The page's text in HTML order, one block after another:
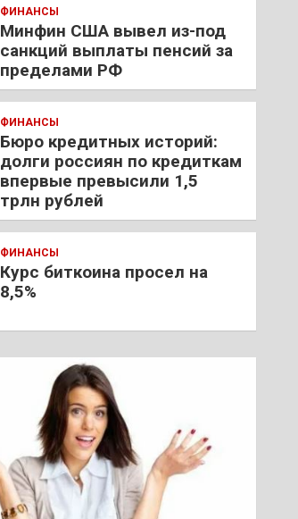
ФИНАНСЫ
Минфин США вывел из-под
санкций выплаты пенсий за
пределами РФ
ФИНАНСЫ
Бюро кредитных историй:
долги россиян по кредиткам
впервые превысили 1,5
трлн рублей
ФИНАНСЫ
Курс биткоина просел на
8,5%